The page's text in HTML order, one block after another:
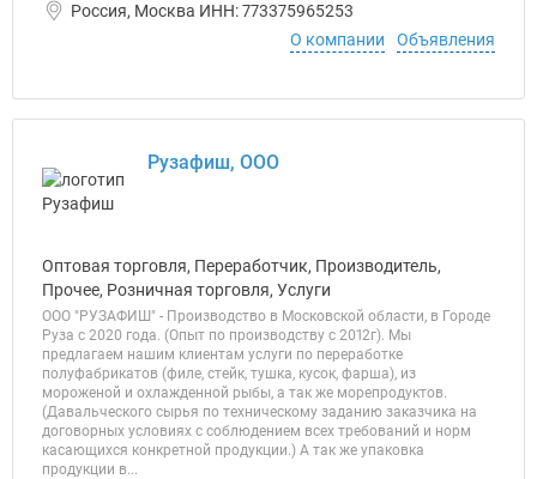
Россия, Москва ИНН: 773375965253
О компании
Объявления
Рузафиш, ООО
Оптовая торговля, Переработчик, Производитель,
Прочее, Розничная торговля, Услуги
ООО "РУЗАФИШ" - Производство в Московской области, в Городе
Руза с 2020 года. (Опыт по производству с 2012г). Мы
предлагаем нашим клиентам услуги по переработке
полуфабрикатов (филе, стейк, тушка, кусок, фарша), из
мороженой и охлажденной рыбы, а так же морепродуктов.
(Давальческого сырья по техническому заданию заказчика на
договорных условиях с соблюдением всех требований и норм
касающихся конкретной продукции.) А так же упаковка
продукции в...